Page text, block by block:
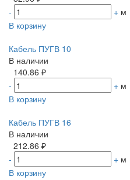
-
+ м
В корзину
Кабель ПУГВ 10
В наличии
140.86 ₽
-
+ м
В корзину
Кабель ПУГВ 16
В наличии
212.86 ₽
-
+ м
В корзину